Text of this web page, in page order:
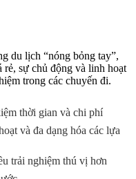
du lịch “nóng bỏng tay”,
sự chủ động và linh hoạt
trong các chuyến đi.
thời gian và chi phí
và đa dạng hóa các lựa
trải nghiệm thú vị hơn